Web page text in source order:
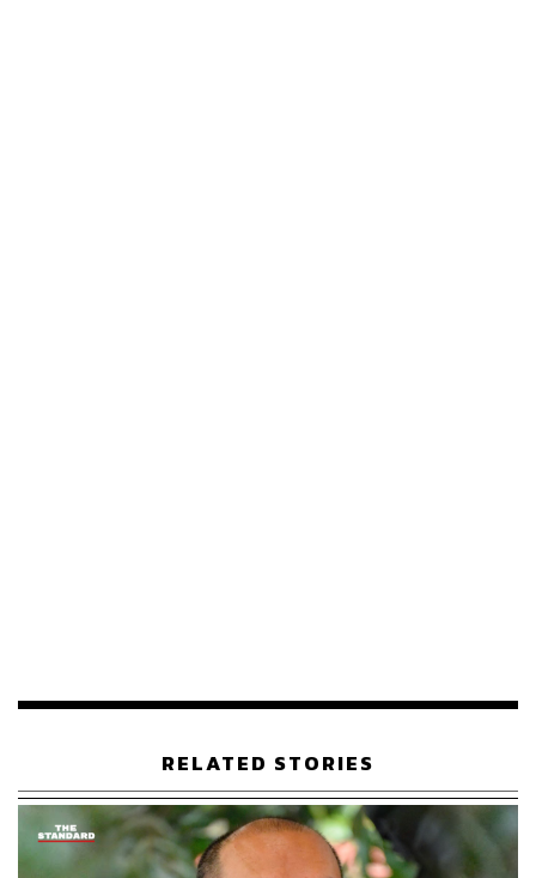
มากกว่าติดหล่มเกมการเมืองระดับชาติ รวมถึงยุทธศาสตร์
หาเสียงที่ไม่เน้นป้ายโฆษณา แต่เน้นการลงพื้นที่และใช้สื่อ
ออนไลน์ ซึ่งสอดคล้องกับวิถีชีวิตคนเมืองอย่างกลมกลืน
RELATED STORIES